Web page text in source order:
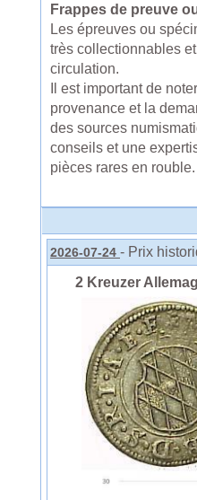
Frappes de preuve
Les épreuves ou
très collectionnables
circulation.
Il est important de
provenance et la
des sources
conseils et une
pièces rares en rouble.
2026-07-24 - Prix
2 Kreuzer